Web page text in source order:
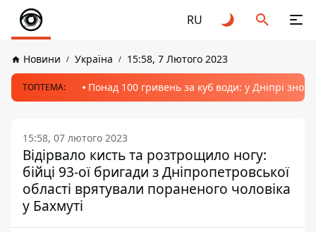
RU
Новини Україна 15:58, 7 Лютого 2023
ТОПТЕМА: Понад 100 гривень за куб води: у Дніпрі
15:58, 07 лютого 2023
Відірвало кисть та розтрощило ногу:
бійці 93-ої бригади з Дніпропетровської
області врятували пораненого чоловіка
у Бахмуті